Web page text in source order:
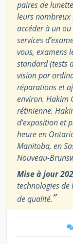
paires de
leurs nombreux
accéder à un
services
vous, examens
standard (tests
vision par
réparations et
environ. Hakim
rétinienne.
d’exposition et
heure en
Manitoba, en
Nouveau-
Mise à jour
technologies
de qualité.”